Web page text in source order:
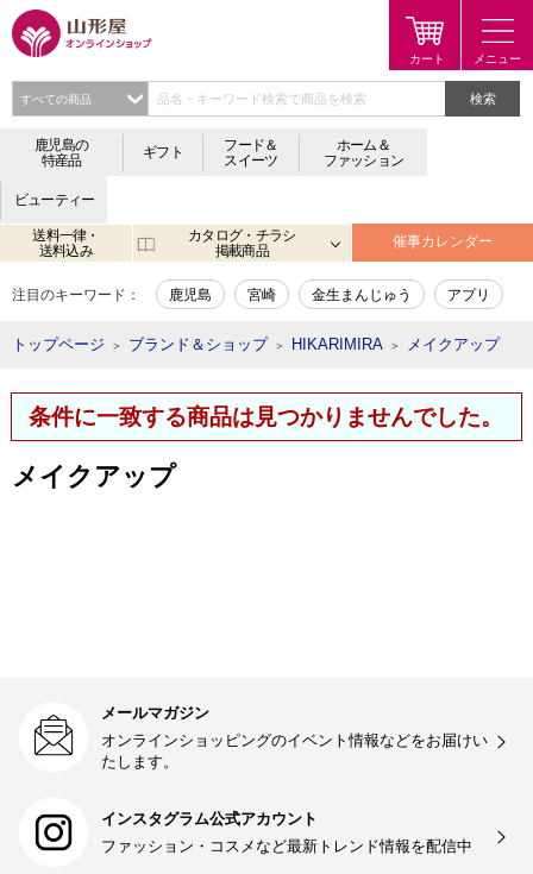
検索
鹿児島の
特産品
ギフト
フード＆
スイーツ
ホーム＆
ファッション
ビューティー
送料一律・
送料込み
カタログ・チラシ
掲載商品
催事カレンダー
注目のキーワード： 鹿児島 宮崎 金生まんじゅう アプリ
トップページ ＞ ブランド＆ショップ ＞ HIKARIMIRA ＞ メイクアップ
条件に一致する商品は見つかりませんでした。
メイクアップ
メールマガジン
オンラインショッピングのイベント情報などをお届けい
たします。
インスタグラム公式アカウント
ファッション・コスメなど最新トレンド情報を配信中